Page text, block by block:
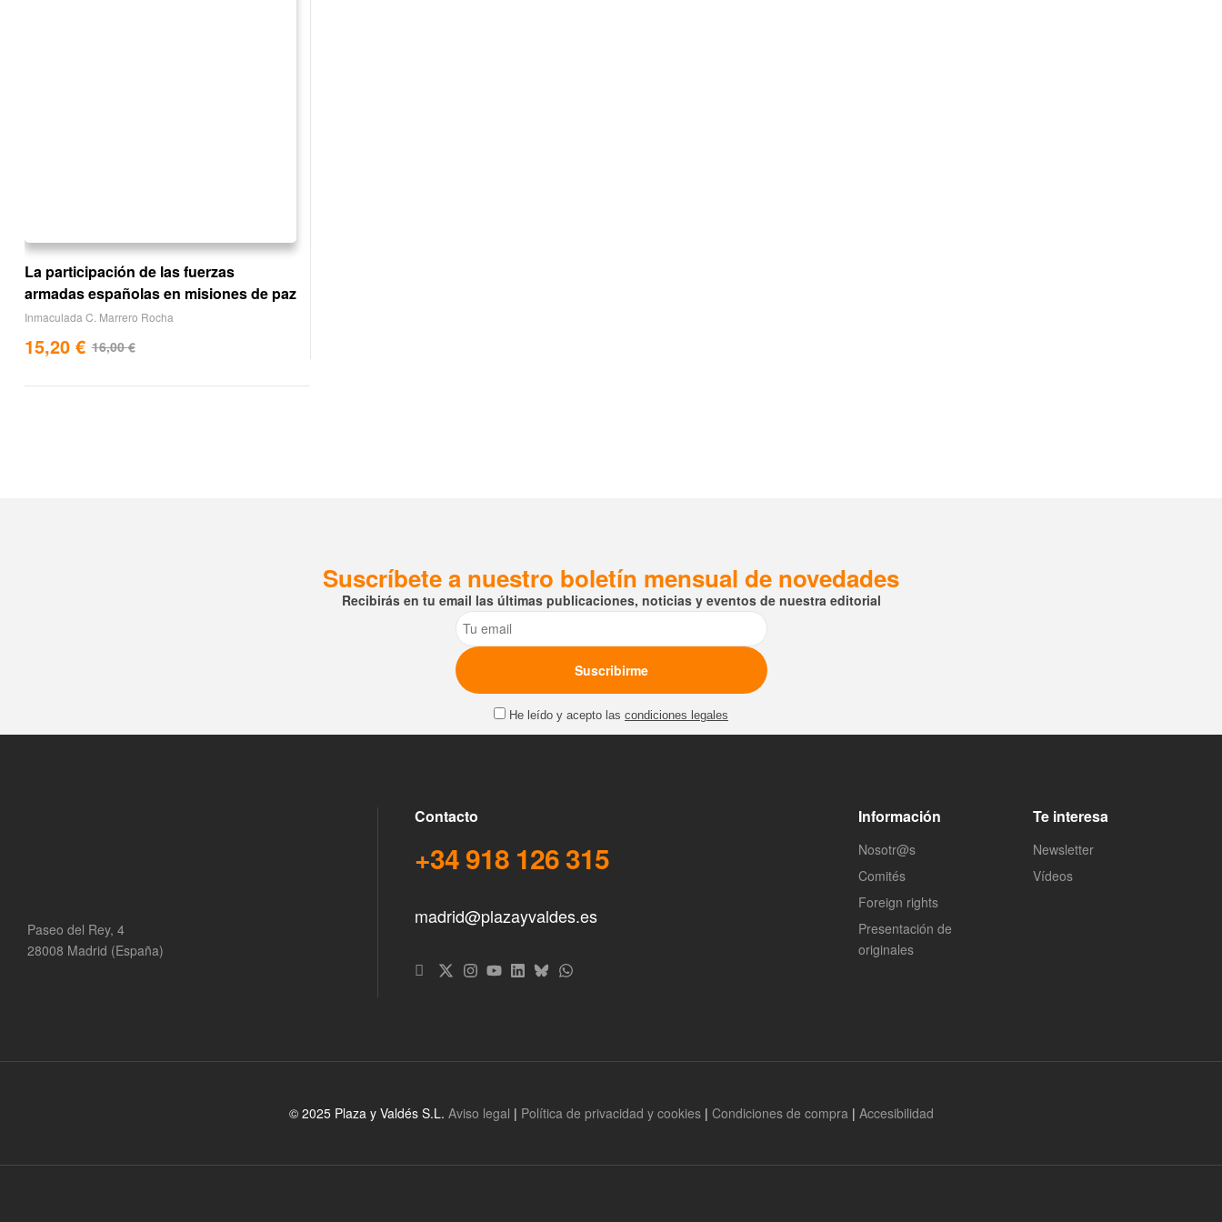
La participación de las fuerzas
armadas españolas en misiones de paz
Inmaculada C. Marrero Rocha
16,00€
15,20 €
Suscríbete a nuestro boletín mensual de novedades
Recibirás en tu email las últimas publicaciones, noticias y eventos de nuestra editorial
Email
He leído y acepto las condiciones legales
Paseo del Rey, 4
28008 Madrid (España)
Contacto
+34 918 126 315
madrid@plazayvaldes.es
Información
Nosotr@s
Comités
Foreign rights
Presentación de
originales
Te interesa
Newsletter
Vídeos
© 2025 Plaza y Valdés S.L. Aviso legal | Política de privacidad y cookies| Condiciones de compra | Accesibilidad